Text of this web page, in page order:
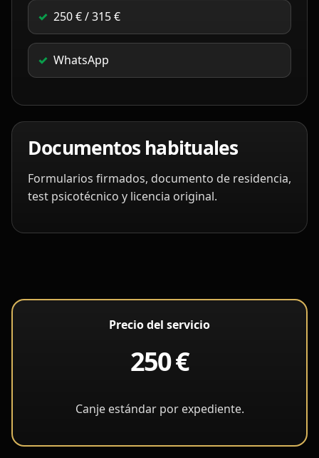
250 € / 315 €
WhatsApp
Documentos habituales
Formularios firmados, documento de residencia,
test psicotécnico y licencia original.
Precio del servicio
250 €
Canje estándar por expediente.